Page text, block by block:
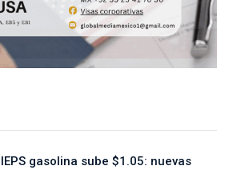
IEPS gasolina sube $1.05: nuevas